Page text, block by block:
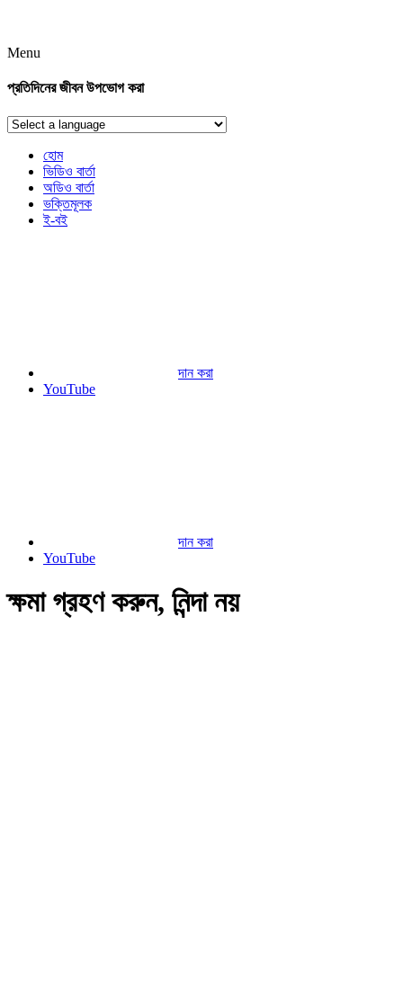
Menu
প্রতিদিনের জীবন উপভোগ করা
হোম
ভিডিও বার্তা
অডিও বার্তা
ভক্তিমূলক
ই-বই
দান করা
YouTube
দান করা
YouTube
ক্ষমা গ্রহণ করুন, নিন্দা নয়